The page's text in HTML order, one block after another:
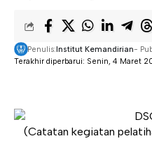
Terakhir diperbarui: Senin, 4 Maret
Penulis:Institut Kemandirian-
(Catatan kegiatan